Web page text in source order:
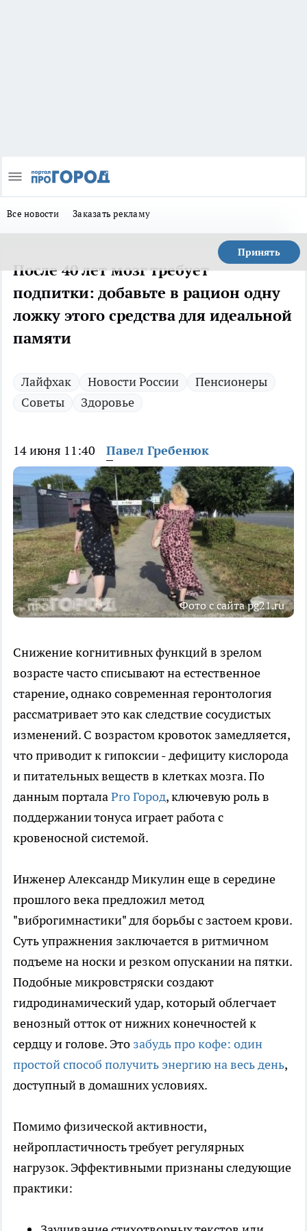
Все новости Заказать рекламу
Принять
После 40 лет мозг требует
подпитки: добавьте в рацион одну
ложку этого средства для идеальной
памяти
Лайфхак Новости России
Пенсионеры
Советы
Здоровье
14 июня 11:40 Павел Гребенюк
Фото с сайта pg21.ru
Снижение когнитивных функций в зрелом
возрасте часто списывают на естественное
старение, однако современная геронтология
рассматривает это как следствие сосудистых
изменений. С возрастом кровоток замедляется,
что приводит к гипоксии - дефициту кислорода
и питательных веществ в клетках мозга. По
данным порталаPro Город, ключевую роль в
поддержании тонуса играет работа с
кровеносной системой.
Инженер Александр Микулин еще в середине
прошлого века предложил метод
"виброгимнастики" для борьбы с застоем крови.
Суть упражнения заключается в ритмичном
подъеме на носки и резком опускании на пятки.
Подобные микровстряски создают
гидродинамический удар, который облегчает
венозный отток от нижних конечностей к
сердцу и голове. Это забудь про кофе: один
простой способ получить энергию на весь день,
доступный в домашних условиях.
Помимо физической активности,
нейропластичность требует регулярных
нагрузок. Эффективными признаны следующие
практики: